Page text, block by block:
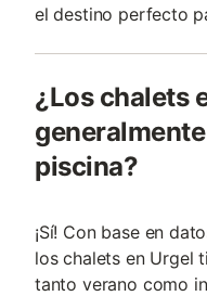
el destino perfecto
¿Los chalets
piscina?
¡Sí! Con base en
los chalets en Urgel
tanto verano como